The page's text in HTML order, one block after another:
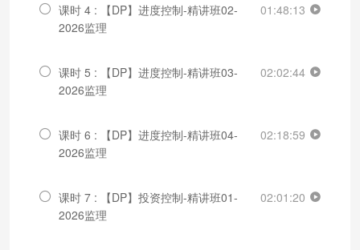
课时 4 : 【DP】进度控制-精讲班02-
2026监理
01:48:13
课时 5 : 【DP】进度控制-精讲班03-
2026监理
02:02:44
课时 6 : 【DP】进度控制-精讲班04-
2026监理
02:18:59
课时 7 : 【DP】投资控制-精讲班01-
2026监理
02:01:20